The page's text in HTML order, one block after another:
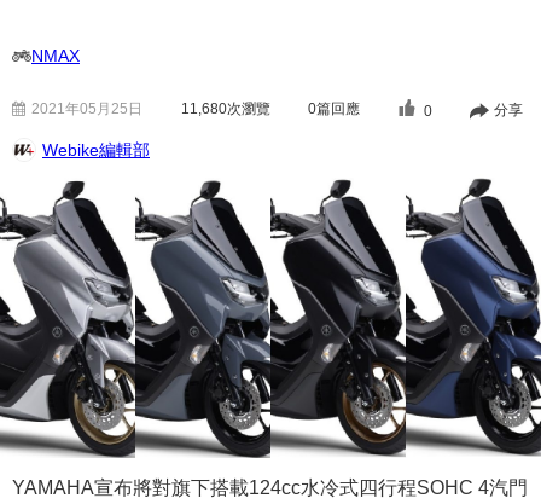
NMAX
2021年05月25日 11,680次瀏覽 0篇回應 0 分享
Webike編輯部
YAMAHA宣布將對旗下搭載124cc水冷式四行程SOHC 4汽門